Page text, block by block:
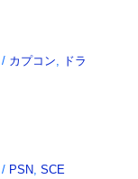
/ カプコン, ドラ
/ PSN,SCE